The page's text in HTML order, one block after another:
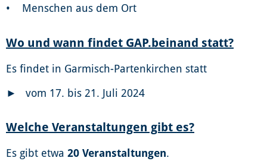
• Menschen aus dem Ort
Wo und wann findet GAP.beinand statt?
Es findet in Garmisch-Partenkirchen statt
► vom 17. bis 21. Juli 2024
Welche Veranstaltungen gibt es?
Es gibt etwa 20 Veranstaltungen.